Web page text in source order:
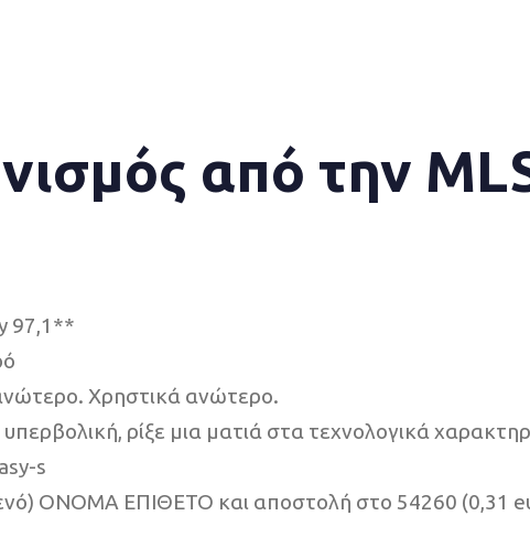
από την
97,1**
Χρηστικά ανώτερο.
ρίξε μια ματιά στα τεχνολογικά
s
ΟΝΟΜΑ ΕΠΙΘΕΤΟ και αποστολή στο 54260 (0,31